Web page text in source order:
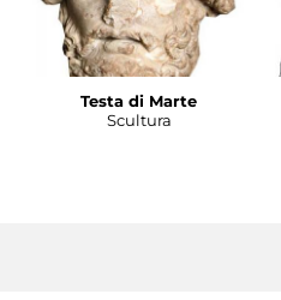
Testa di Marte
Scultura